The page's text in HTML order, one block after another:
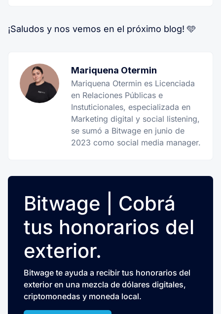
criptomonedas pueden servir como refugio
internacionales pueden procesarse más
rápidamente.
Diversificación de activos: Permite tener
una cartera más variada de inversiones.
¡Saludos y nos vemos en el próximo blog! 🩵
Mariquena Otermin
Mariquena Otermin es Licenciada
en Relaciones Públicas e
Instuticionales, especializada en
Marketing digital y social listening,
se sumó a Bitwage en junio de
2023 como social media manager.
Bitwage | Cobrá
tus honorarios del
exterior.
Bitwage te ayuda a recibir tus honorarios del
exterior en una mezcla de dólares digitales,
criptomonedas y moneda local.